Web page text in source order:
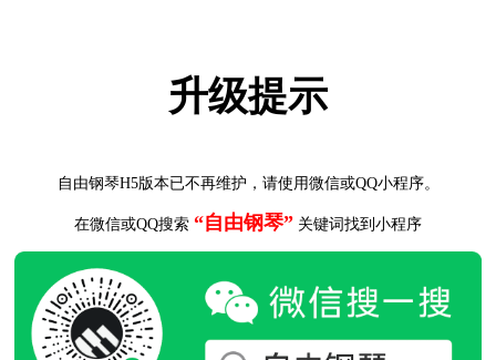
升级提示
自由钢琴H5版本已不再维护，请使用微信或QQ小程序。
在微信或QQ搜索 “自由钢琴” 关键词找到小程序